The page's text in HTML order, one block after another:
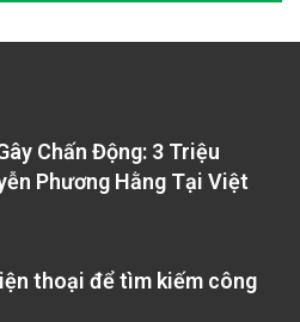
Chấn Động: 3 Triệu
Phương Hằng Tại Việt
thoại để tìm kiếm công